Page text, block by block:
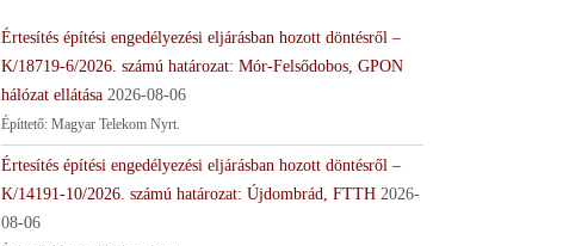
Értesítés építési engedélyezési eljárásban hozott döntésről –
K/18719-6/2026. számú határozat: Mór-Felsődobos, GPON
hálózat ellátása 2026-08-06
Építtető: Magyar Telekom Nyrt.
Értesítés építési engedélyezési eljárásban hozott döntésről –
K/14191-10/2026. számú határozat: Újdombrád, FTTH 2026-
08-06